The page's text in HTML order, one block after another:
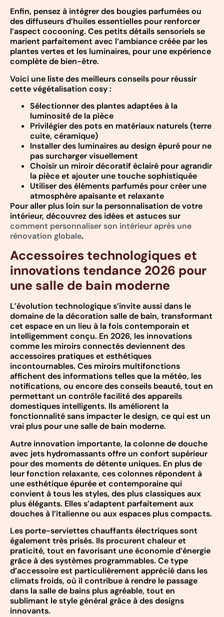
Enfin, pensez à intégrer des bougies parfumées ou
des diffuseurs d’huiles essentielles pour renforcer
l’aspect cocooning. Ces petits détails sensoriels se
marient parfaitement avec l’ambiance créée par les
plantes vertes et les luminaires, pour une expérience
complète de bien-être.
Voici une liste des meilleurs conseils pour réussir
cette végétalisation cosy :
Sélectionner des plantes adaptées à la
luminosité de la pièce
Privilégier des pots en matériaux naturels (terre
cuite, céramique)
Installer des luminaires au design épuré pour ne
pas surcharger visuellement
Choisir un miroir décoratif éclairé pour agrandir
la pièce et ajouter une touche sophistiquée
Utiliser des éléments parfumés pour créer une
atmosphère apaisante et relaxante
Pour aller plus loin sur la personnalisation de votre
intérieur, découvrez des idées et astuces sur
comment personnaliser son intérieur après une
rénovation globale.
Accessoires technologiques et
innovations tendance 2026 pour
une salle de bain moderne
L’évolution technologique s’invite aussi dans le
domaine de la décoration salle de bain, transformant
cet espace en un lieu à la fois contemporain et
intelligemment conçu. En 2026, les innovations
comme les miroirs connectés deviennent des
accessoires pratiques et esthétiques
incontournables. Ces miroirs multifonctions
affichent des informations telles que la météo, les
notifications, ou encore des conseils beauté, tout en
permettant un contrôle facilité des appareils
domestiques intelligents. Ils améliorent la
fonctionnalité sans impacter le design, ce qui est un
vrai plus pour une salle de bain moderne.
Autre innovation importante, la colonne de douche
avec jets hydromassants offre un confort supérieur
pour des moments de détente uniques. En plus de
leur fonction relaxante, ces colonnes répondent à
une esthétique épurée et contemporaine qui
convient à tous les styles, des plus classiques aux
plus élégants. Elles s’adaptent parfaitement aux
douches à l’italienne ou aux espaces plus compacts.
Les porte-serviettes chauffants électriques sont
également très prisés. Ils procurent chaleur et
praticité, tout en favorisant une économie d’énergie
grâce à des systèmes programmables. Ce type
d’accessoire est particulièrement apprécié dans les
climats froids, où il contribue à rendre le passage
dans la salle de bains plus agréable, tout en
sublimant le style général grâce à des designs
innovants.